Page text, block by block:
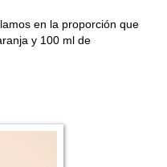
en la proporción que
y 100 ml de